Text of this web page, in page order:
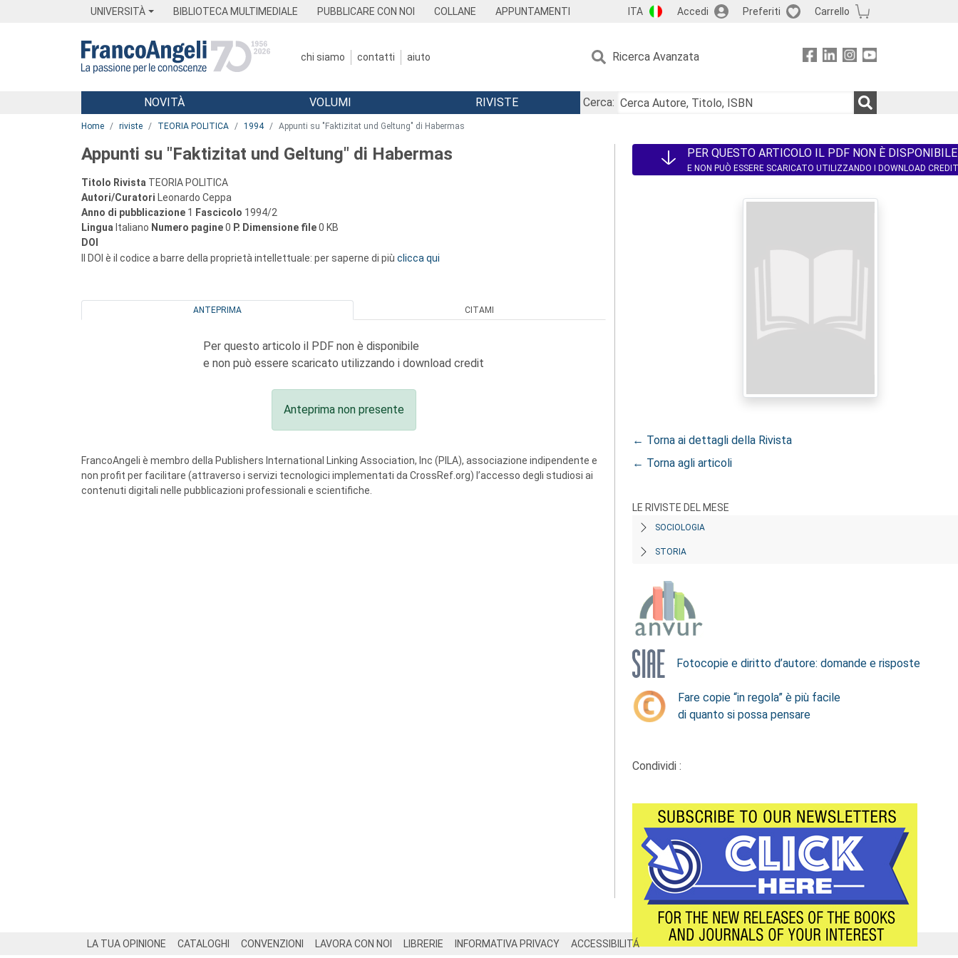
UNIVERSITÀ BIBLIOTECA MULTIMEDIALE PUBBLICARE CON NOI COLLANE APPUNTAMENTI ITA Accedi Preferiti Carrello
chi siamo contatti aiuto Ricerca Avanzata
Menu
NOVITÀ VOLUMI RIVISTE
Cerca:
Home riviste TEORIA POLITICA 1994 Appunti su "Faktizitat und Geltung" di Habermas
Appunti su "Faktizitat und Geltung" di Habermas
Titolo Rivista TEORIA POLITICA
Autori/Curatori Leonardo Ceppa
Anno di pubblicazione 1 Fascicolo 1994/2
Lingua Italiano Numero pagine0 P. Dimensione file0 KB
DOI
Il DOI è il codice a barre della proprietà intellettuale: per saperne di più clicca qui
ANTEPRIMA CITAMI
Per questo articolo il PDF non è disponibile
e non può essere scaricato utilizzando i download credit
Anteprima non presente
FrancoAngeli è membro della Publishers International Linking Association, Inc (PILA), associazione indipendente e
non profit per facilitare (attraverso i servizi tecnologici implementati da CrossRef.org) l’accesso degli studiosi ai
contenuti digitali nelle pubblicazioni professionali e scientifiche.
PER QUESTO ARTICOLO IL PDF NON È DISPONIBILE
E NON PUÒ ESSERE SCARICATO UTILIZZANDO I DOWNLOAD CREDIT
← Torna ai dettagli della Rivista
← Torna agli articoli
LE RIVISTE DEL MESE
SOCIOLOGIA
STORIA
Fotocopie e diritto d’autore: domande e risposte
Fare copie “in regola” è più facile
di quanto si possa pensare
Condividi :
LA TUA OPINIONE CATALOGHI CONVENZIONI LAVORA CON NOI LIBRERIE INFORMATIVA PRIVACY ACCESSIBILITÁ